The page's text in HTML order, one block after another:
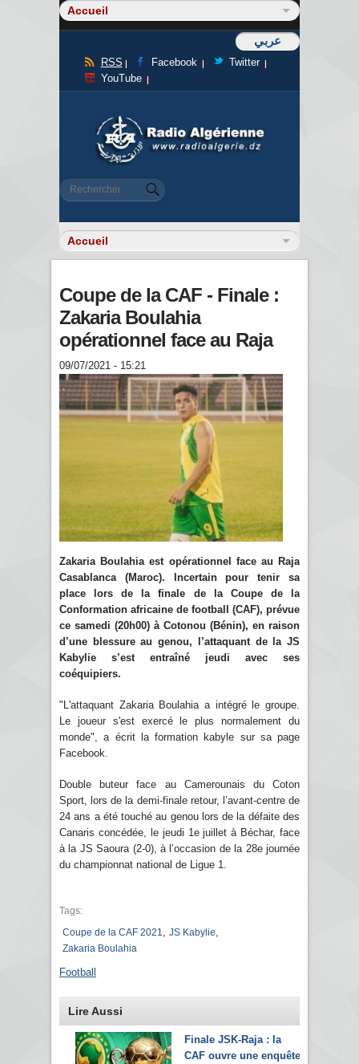
عربي
RSS Facebook
Twitter
YouTube
Formulaire de recherche
Rechercher
Coupe de la CAF - Finale :
Zakaria Boulahia
opérationnel face au Raja
09/07/2021 - 15:21
Zakaria Boulahia est opérationnel face au Raja
Casablanca (Maroc). Incertain pour tenir sa
place lors de la finale de la Coupe de la
Conformation africaine de football (CAF), prévue
ce samedi (20h00) à Cotonou (Bénin), en raison
d’une blessure au genou, l’attaquant de la JS
Kabylie s’est entraîné jeudi avec ses
coéquipiers.
"L'attaquant Zakaria Boulahia a intégré le groupe.
Le joueur s'est exercé le plus normalement du
monde", a écrit la formation kabyle sur sa page
Facebook.
Double buteur face au Camerounais du Coton
Sport, lors de la demi-finale retour, l’avant-centre de
24 ans a été touché au genou lors de la défaite des
Canaris concédée, le jeudi 1e juillet à Béchar, face
à la JS Saoura (2-0), à l’occasion de la 28e journée
du championnat national de Ligue 1.
Tags:
Coupe de la CAF 2021
JS Kabylie
Zakaria Boulahia
Football
Lire Aussi
Finale JSK-Raja : la
CAF ouvre une enquête